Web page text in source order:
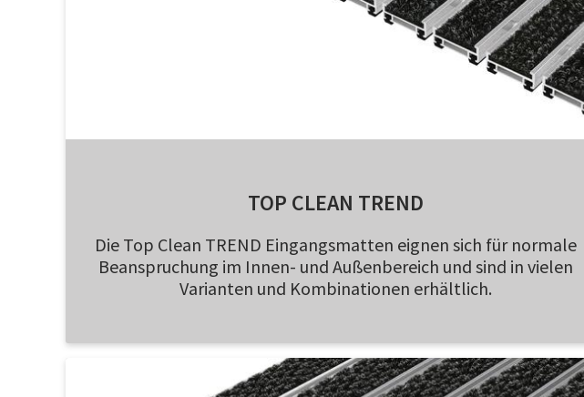
TOP CLEAN TREND
Die Top Clean TREND Eingangsmatten eignen sich für normale
Beanspruchung im Innen- und Außenbereich und sind in vielen
Varianten und Kombinationen erhältlich.